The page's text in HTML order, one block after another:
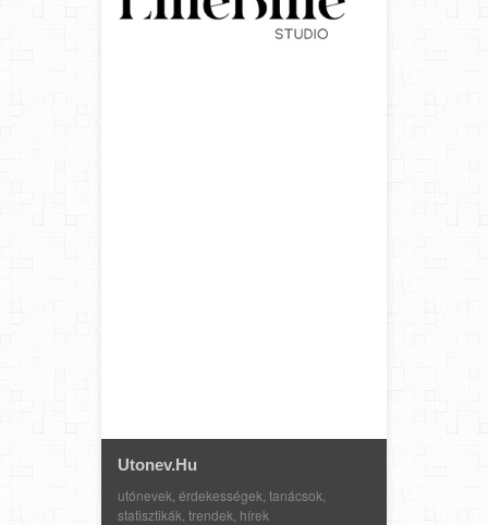
Utonev.hu
utónevek, érdekességek, tanácsok,
statisztikák, trendek, hírek